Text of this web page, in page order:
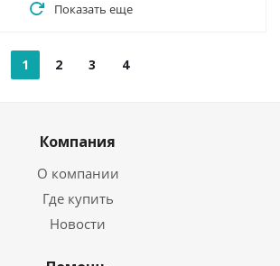
Показать еще
1 2 3 4
Компания
О компании
Где купить
Новости